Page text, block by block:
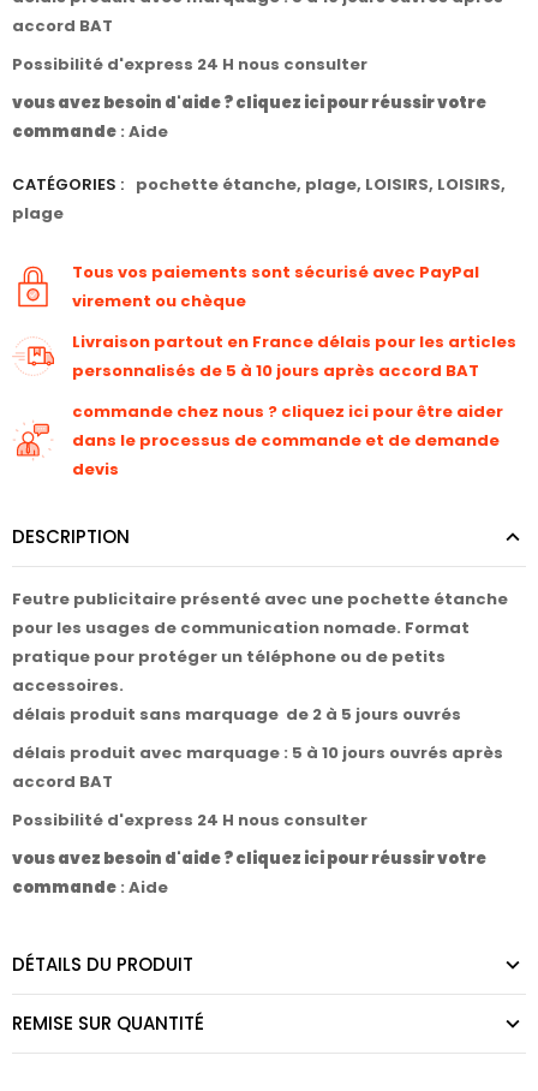
accord BAT
Possibilité d'express 24 H nous consulter
vous avez besoin d'aide ? cliquez ici pour réussir votre
commande : Aide
CATÉGORIES : pochette étanche, plage, LOISIRS, LOISIRS,
plage
Tous vos paiements sont sécurisé avec PayPal
virement ou chèque
Livraison partout en France délais pour les articles
personnalisés de 5 à 10 jours après accord BAT
commande chez nous ? cliquez ici pour être aider
dans le processus de commande et de demande
devis
DESCRIPTION
Feutre publicitaire présenté avec une pochette étanche
pour les usages de communication nomade. Format
pratique pour protéger un téléphone ou de petits
accessoires.
délais produit sans marquage de 2 à 5 jours ouvrés
délais produit avec marquage : 5 à 10 jours ouvrés après
accord BAT
Possibilité d'express 24 H nous consulter
vous avez besoin d'aide ? cliquez ici pour réussir votre
commande : Aide
DÉTAILS DU PRODUIT
REMISE SUR QUANTITÉ